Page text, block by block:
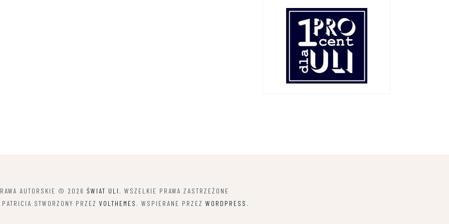
AUTORSKIE © 2026 ŚWIAT ULI . WSZELKIE PRAWA ZASTRZEŻONE
PATRICIA STWORZONY PRZEZ VOLTHEMES . WSPIERANE PRZEZ WORDPRESS .